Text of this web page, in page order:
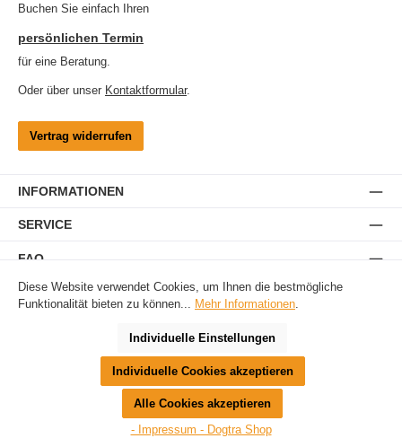
Buchen Sie einfach Ihren
persönlichen Termin
für eine Beratung.
Oder über unser Kontaktformular.
Vertrag widerrufen
INFORMATIONEN
SERVICE
FAQ
Unsichtbare Hundezäune
Alle Preise inkl. gesetzl. Mehrwertsteuer zzgl.Versandkosten, wenn nicht anders
angegeben. Preise vor dem Login werden in Euro (DE) angezeigt. Streichpreise =
UVP-Preise. Abbildungen ähnlich. Änderungen vorbehalten. Hinweis: Besitz und
Verwendung von Elektroimpuls-Geräten (Strom-Trainer) kann regional reglementiert
sein. Bitte informieren Sie sich vor der Nutzung über die Zulässigkeit in Ihrer Region.
© 2026 Dogtra-Shop - Alle Rechte vorbehalten. Theme by
Diese Website verwendet Cookies, um Ihnen die bestmögliche
Funktionalität bieten zu können... Mehr Informationen
Individuelle Einstellungen
Individuelle Cookies akzeptieren
Alle Cookies akzeptieren
- Impressum - Dogtra Shop